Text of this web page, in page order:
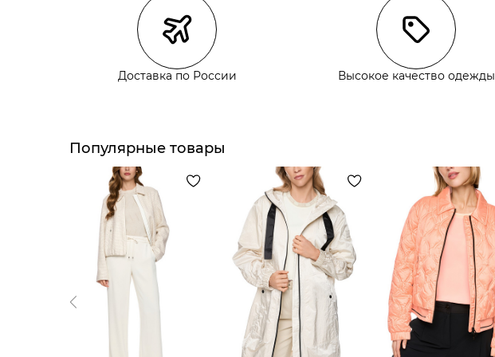
Курьерская доставка СДЭК
Самовывоз из пункта выдачи СДЭК
Самовывоз из наших магазинов
Самовывоз из пункта выдачи СДЭК
Доставка по России Высокое качество одежды
Популярные товары